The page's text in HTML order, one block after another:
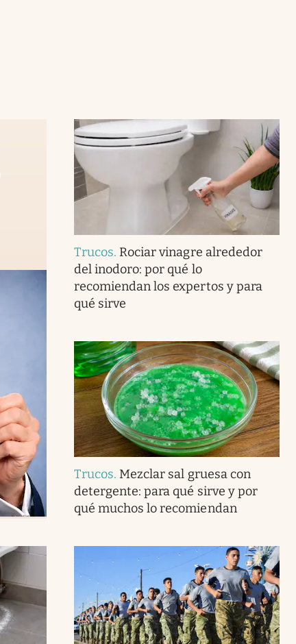
Trucos. Rociar vinagre alrededor
del inodoro: por qué lo
recomiendan los expertos y para
qué sirve
Trucos. Mezclar sal gruesa con
detergente: para qué sirve y por
qué muchos lo recomiendan